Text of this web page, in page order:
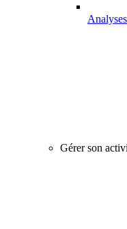
Gérer son